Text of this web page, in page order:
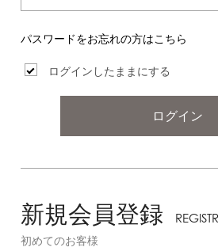
パスワードをお忘れの方はこちら
ログインしたままにする
ログイン
新規会員登録
初めてのお客様